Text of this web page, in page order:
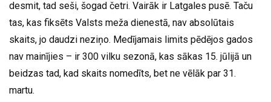
desmit, tad seši, šogad četri. Vairāk ir Latgales pusē. Taču
tas, kas fiksēts Valsts meža dienestā, nav absolūtais
skaits, jo daudzi neziņo. Medījamais limits pēdējos gados
nav mainījies – ir 300 vilku sezonā, kas sākas 15. jūlijā un
beidzas tad, kad skaits nomedīts, bet ne vēlāk par 31.
martu.